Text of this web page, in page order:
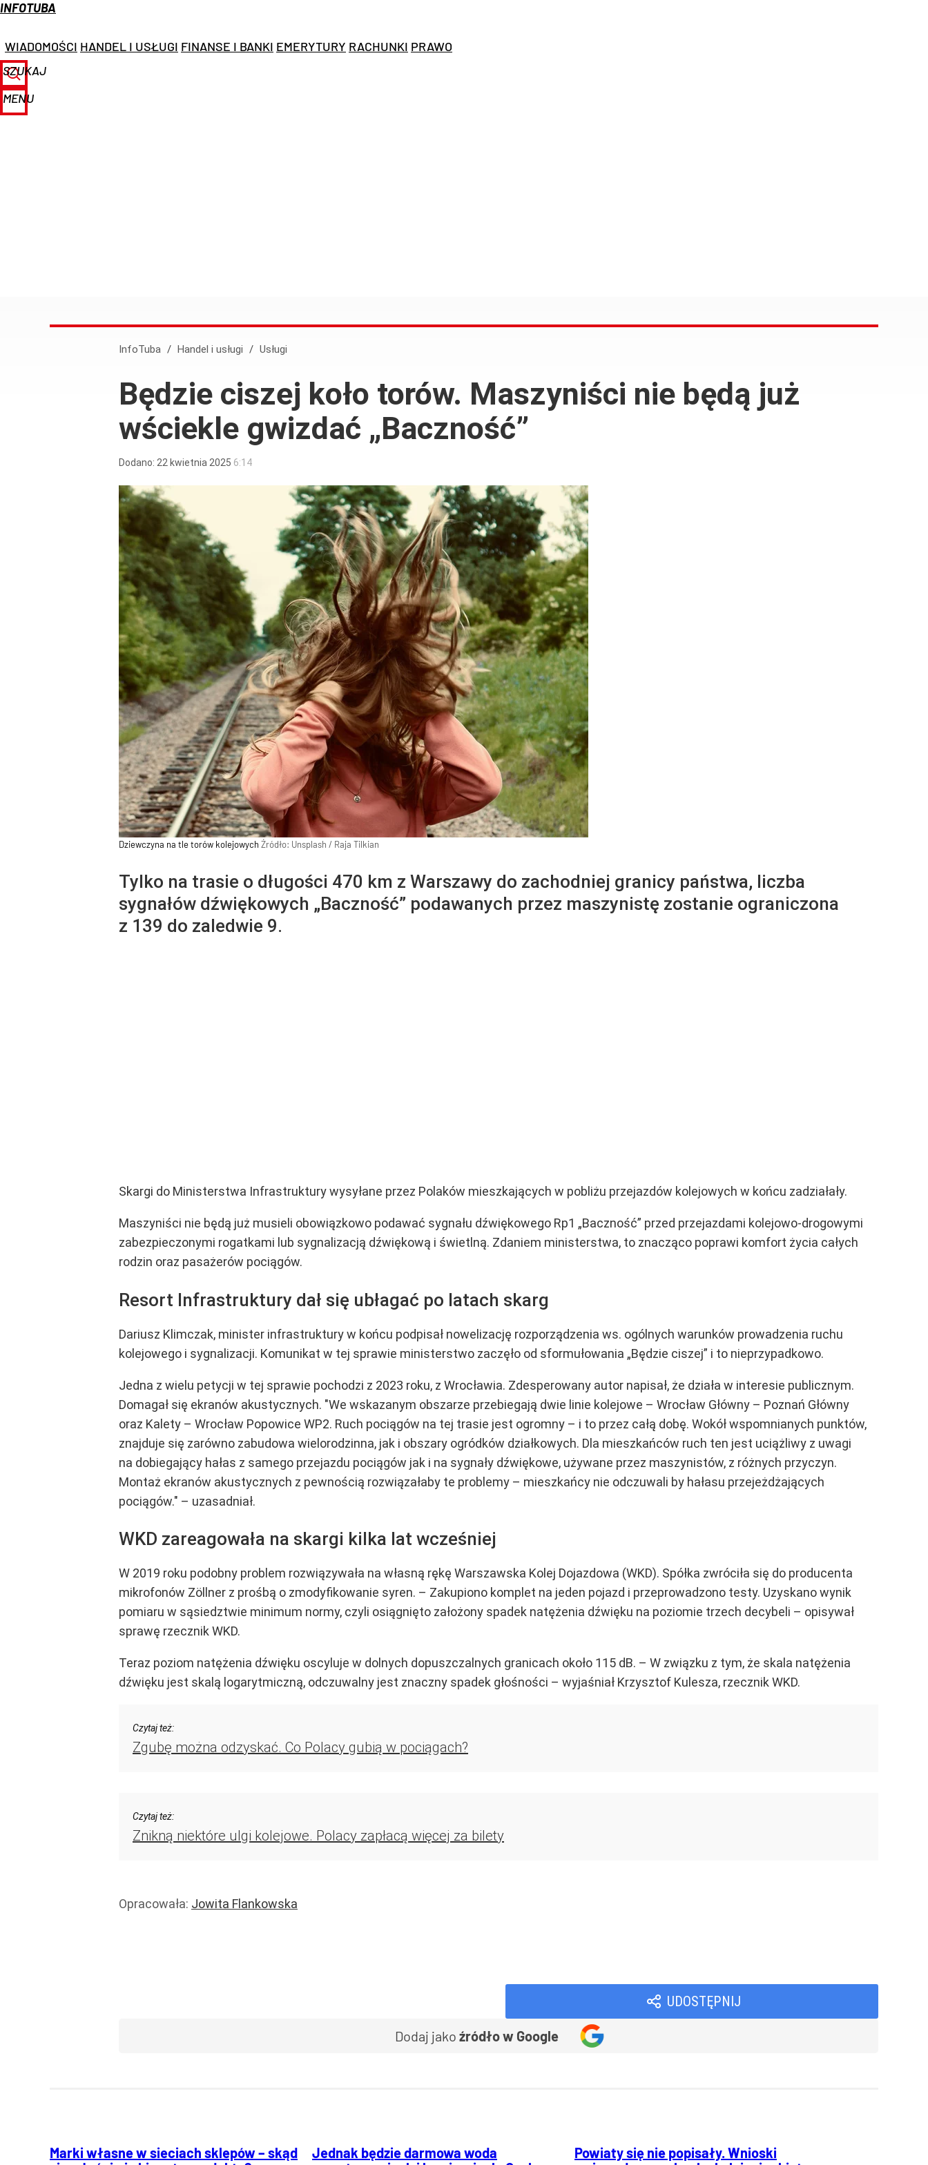
INFOTUBA
WIADOMOŚCI HANDEL I USŁUGI FINANSE I BANKI EMERYTURY RACHUNKI PRAWO
SZUKAJ
MENU
InfoTuba / Handel i usługi / Usługi
Będzie ciszej koło torów. Maszyniści nie będą już
wściekle gwizdać „Baczność”
Dodano: 22 kwietnia 2025 6:14
Dziewczyna na tle torów kolejowych Źródło: Unsplash / Raja Tilkian
Tylko na trasie o długości 470 km z Warszawy do zachodniej granicy państwa, liczba
sygnałów dźwiękowych „Baczność” podawanych przez maszynistę zostanie ograniczona
z 139 do zaledwie 9.
Skargi do Ministerstwa Infrastruktury wysyłane przez Polaków mieszkających w pobliżu przejazdów kolejowych w końcu zadziałały.
Maszyniści nie będą już musieli obowiązkowo podawać sygnału dźwiękowego Rp1 „Baczność” przed przejazdami kolejowo-drogowymi
zabezpieczonymi rogatkami lub sygnalizacją dźwiękową i świetlną. Zdaniem ministerstwa, to znacząco poprawi komfort życia całych
rodzin oraz pasażerów pociągów.
Resort Infrastruktury dał się ubłagać po latach skarg
Dariusz Klimczak, minister infrastruktury w końcu podpisał nowelizację rozporządzenia ws. ogólnych warunków prowadzenia ruchu
kolejowego i sygnalizacji. Komunikat w tej sprawie ministerstwo zaczęło od sformułowania „Będzie ciszej” i to nieprzypadkowo.
Jedna z wielu petycji w tej sprawie pochodzi z 2023 roku, z Wrocławia. Zdesperowany autor napisał, że działa w interesie publicznym.
Domagał się ekranów akustycznych. "We wskazanym obszarze przebiegają dwie linie kolejowe – Wrocław Główny – Poznań Główny
oraz Kalety – Wrocław Popowice WP2. Ruch pociągów na tej trasie jest ogromny – i to przez całą dobę. Wokół wspomnianych punktów,
znajduje się zarówno zabudowa wielorodzinna, jak i obszary ogródków działkowych. Dla mieszkańców ruch ten jest uciążliwy z uwagi
na dobiegający hałas z samego przejazdu pociągów jak i na sygnały dźwiękowe, używane przez maszynistów, z różnych przyczyn.
Montaż ekranów akustycznych z pewnością rozwiązałaby te problemy – mieszkańcy nie odczuwali by hałasu przejeżdżających
pociągów." – uzasadniał.
WKD zareagowała na skargi kilka lat wcześniej
W 2019 roku podobny problem rozwiązywała na własną rękę Warszawska Kolej Dojazdowa (WKD). Spółka zwróciła się do producenta
mikrofonów Zöllner z prośbą o zmodyfikowanie syren. – Zakupiono komplet na jeden pojazd i przeprowadzono testy. Uzyskano wynik
pomiaru w sąsiedztwie minimum normy, czyli osiągnięto założony spadek natężenia dźwięku na poziomie trzech decybeli – opisywał
sprawę rzecznik WKD.
Teraz poziom natężenia dźwięku oscyluje w dolnych dopuszczalnych granicach około 115 dB. – W związku z tym, że skala natężenia
dźwięku jest skalą logarytmiczną, odczuwalny jest znaczny spadek głośności – wyjaśniał Krzysztof Kulesza, rzecznik WKD.
Czytaj też:
Zgubę można odzyskać. Co Polacy gubią w pociągach?
Czytaj też:
Znikną niektóre ulgi kolejowe. Polacy zapłacą więcej za bilety
Opracowała: Jowita Flankowska
UDOSTĘPNIJ
Dodaj jako źródło w Google
Marki własne w sieciach sklepów – skąd
Jednak będzie darmowa woda
Powiaty się nie popisały. Wnioski